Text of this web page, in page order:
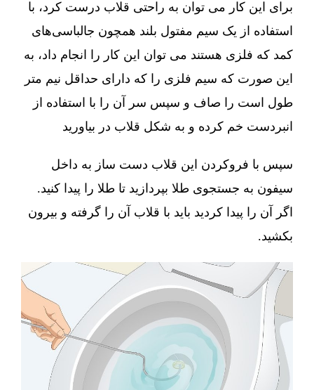
برای این کار می توان به راحتی قلاب درست کرد، با
استفاده از یک سیم مفتول بلند همچون جالباسی‌های
کمد که فلزی هستند می توان این کار را انجام داد، به
این صورت که سیم فلزی را که دارای حداقل نیم متر
طول است را صاف و سپس سر آن را با استفاده از
انبردست خم کرده و به شکل قلاب در بیاورید
سپس با فروکردن این قلاب دست ساز به داخل
سیفون به جستجوی طلا بپردازید تا طلا را پیدا کنید.
اگر آن را پیدا کردید باید با قلاب آن را گرفته و بیرون
بکشید.